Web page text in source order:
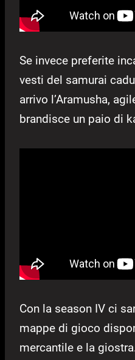
Se invece preferite
vesti del samurai
arrivo l’Aramusha,
brandisce un paio di
Con la season IV ci
mappe di gioco
mercantile e la